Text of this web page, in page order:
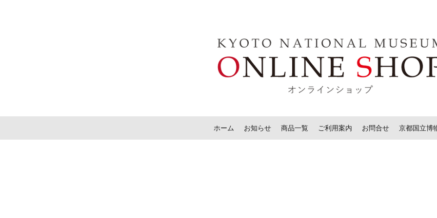
ホーム お知らせ 商品一覧 ご利用案内 お問合せ 京都国立博